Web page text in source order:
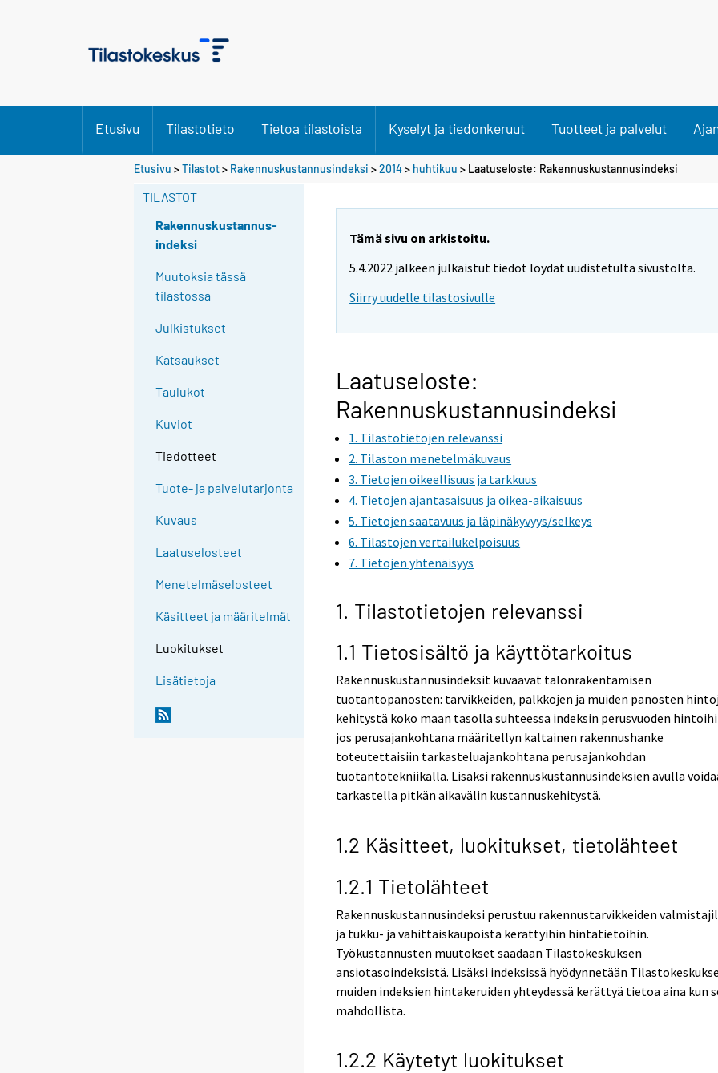
Etusivu Tilastotieto Tietoa tilastoista Kyselyt ja tiedonkeruut Tuotteet ja palvelut
Etusivu >Tilastot> Rakennuskustannusindeksi >2014> huhtikuu > Laatuseloste: Rakennuskustannusindeksi
TILASTOT
Rakennuskustannus-
indeksi
Muutoksia tässä
tilastossa
Julkistukset
Katsaukset
Taulukot
Kuviot
Tiedotteet
Tuote- ja palvelutarjonta
Kuvaus
Laatuselosteet
Menetelmäselosteet
Käsitteet ja määritelmät
Luokitukset
Lisätietoja
Tämä sivu on arkistoitu.
5.4.2022 jälkeen julkaistut tiedot löydät uudistetulta sivustolta.
Siirry uudelle tilastosivulle
Laatuseloste:
Rakennuskustannusindeksi
1. Tilastotietojen relevanssi
2. Tilaston menetelmäkuvaus
3. Tietojen oikeellisuus ja tarkkuus
4. Tietojen ajantasaisuus ja oikea-aikaisuus
5. Tietojen saatavuus ja läpinäkyvyys/selkeys
6. Tilastojen vertailukelpoisuus
7. Tietojen yhtenäisyys
1. Tilastotietojen relevanssi
1.1 Tietosisältö ja käyttötarkoitus
Rakennuskustannusindeksit kuvaavat talonrakentamisen
tuotantopanosten: tarvikkeiden, palkkojen ja muiden panosten
kehitystä koko maan tasolla suhteessa indeksin perusvuoden
jos perusajankohtana määritellyn kaltainen rakennushanke
toteutettaisiin tarkasteluajankohtana perusajankohdan
tuotantotekniikalla. Lisäksi rakennuskustannusindeksien avulla
tarkastella pitkän aikavälin kustannuskehitystä.
1.2 Käsitteet, luokitukset, tietolähteet
1.2.1 Tietolähteet
Rakennuskustannusindeksi perustuu rakennustarvikkeiden
ja tukku- ja vähittäiskaupoista kerättyihin hintatietoihin.
Työkustannusten muutokset saadaan Tilastokeskuksen
ansiotasoindeksistä. Lisäksi indeksissä hyödynnetään
muiden indeksien hintakeruiden yhteydessä kerättyä tietoa aina kun
mahdollista.
1.2.2 Käytetyt luokitukset
Y